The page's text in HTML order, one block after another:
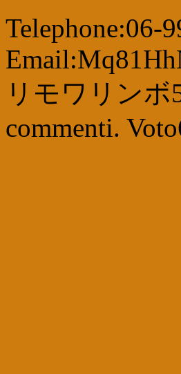
Telephone:06-
リモワリンボ
commenti. Voto